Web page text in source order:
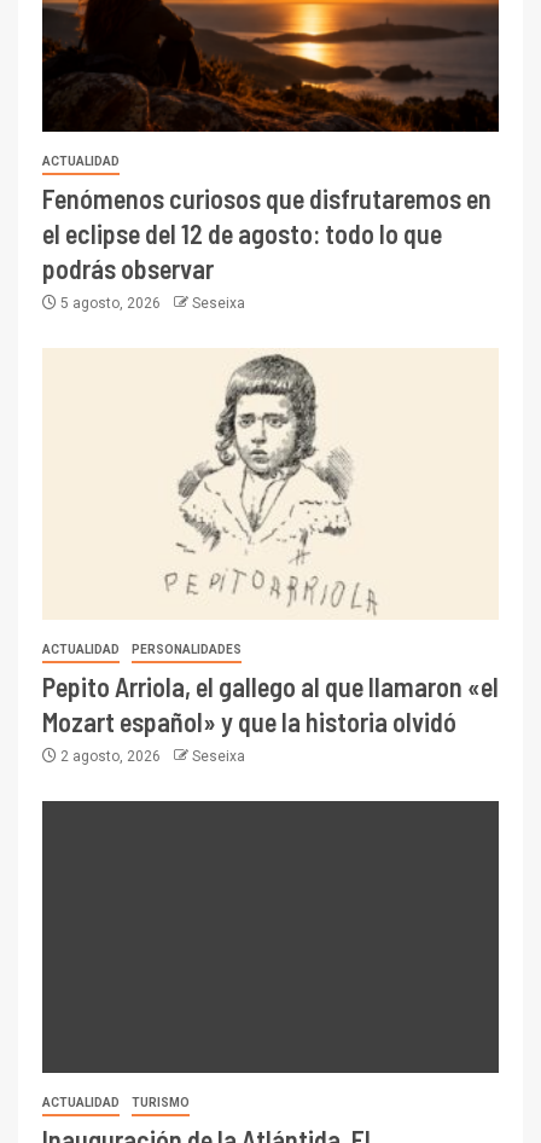
ACTUALIDAD
Fenómenos curiosos que disfrutaremos en
el eclipse del 12 de agosto: todo lo que
podrás observar
5 agosto, 2026 Seseixa
ACTUALIDAD PERSONALIDADES
Pepito Arriola, el gallego al que llamaron «el
Mozart español» y que la historia olvidó
2 agosto, 2026 Seseixa
ACTUALIDAD TURISMO